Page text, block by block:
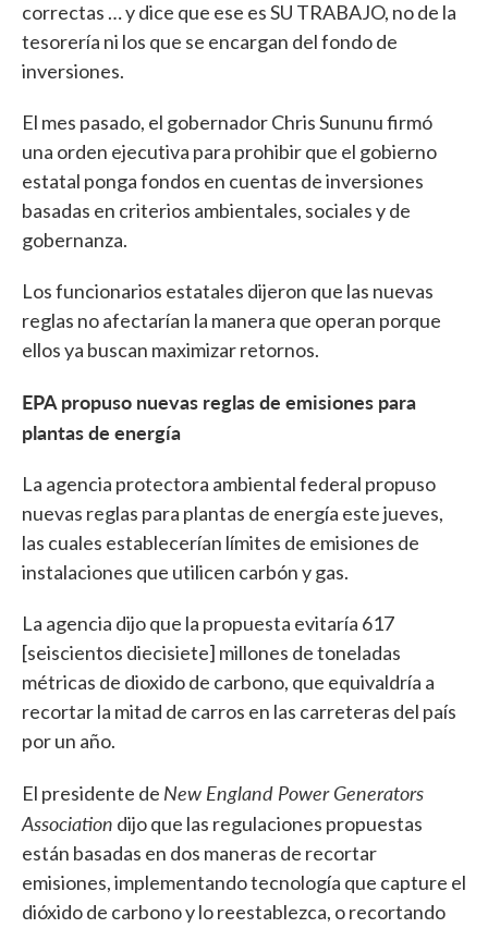
correctas … y dice que ese es SU TRABAJO, no de la
tesorería ni los que se encargan del fondo de
inversiones.
El mes pasado, el gobernador Chris Sununu firmó
una orden ejecutiva para prohibir que el gobierno
estatal ponga fondos en cuentas de inversiones
basadas en criterios ambientales, sociales y de
gobernanza.
Los funcionarios estatales dijeron que las nuevas
reglas no afectarían la manera que operan porque
ellos ya buscan maximizar retornos.
EPA propuso nuevas reglas de emisiones para
plantas de energía
La agencia protectora ambiental federal propuso
nuevas reglas para plantas de energía este jueves,
las cuales establecerían límites de emisiones de
instalaciones que utilicen carbón y gas.
La agencia dijo que la propuesta evitaría 617
[seiscientos diecisiete] millones de toneladas
métricas de dioxido de carbono, que equivaldría a
recortar la mitad de carros en las carreteras del país
por un año.
El presidente de New England Power Generators
Association dijo que las regulaciones propuestas
están basadas en dos maneras de recortar
emisiones, implementando tecnología que capture el
dióxido de carbono y lo reestablezca, o recortando